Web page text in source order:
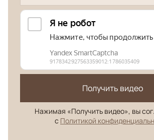
Получить видео
Нажимая «Получить видео», вы
с Политикой